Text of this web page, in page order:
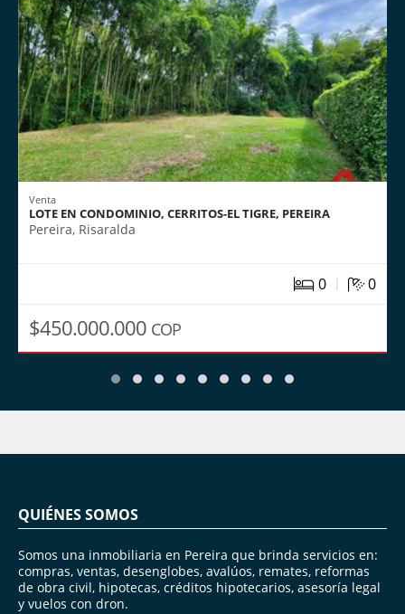
Venta
LOTE EN CONDOMINIO, CERRITOS-EL TIGRE, PEREIRA
Pereira, Risaralda
0 | 0
$450.000.000 COP
QUIÉNES SOMOS
Somos una inmobiliaria en Pereira que brinda servicios en:
compras, ventas, desenglobes, avalúos, remates, reformas
de obra civil, hipotecas, créditos hipotecarios, asesoría legal
y vuelos con dron.